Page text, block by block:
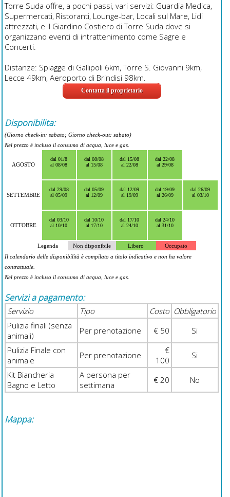
Torre Suda offre, a pochi passi, vari servizi: Guardia Medica,
Supermercati, Ristoranti, Lounge-bar, Locali sul Mare, Lidi
attrezzati, e Il Giardino Costiero di Torre Suda dove si
organizzano eventi di intrattenimento come Sagre e
Concerti.
Distanze: Spiagge di Gallipoli 6km, Torre S. Giovanni 9km,
Lecce 49km, Aeroporto di Brindisi 98km.
Contatta il proprietario
Disponibilita:
(Giorno check-in: sabato; Giorno check-out: sabato)
Nel prezzo è incluso il consumo di acqua, luce e gas.
AGOSTO
dal 01/8
al 08/08
dal 08/08
al 15/08
dal 15/08
al 22/08
dal 22/08
al 29/08
SETTEMBRE
dal 29/08
al 05/09
dal 05/09
al 12/09
dal 12/09
al 19/09
dal 19/09
al 26/09
dal 26/09
al 03/10
OTTOBRE
dal 03/10
al 10/10
dal 10/10
al 17/10
dal 17/10
al 24/10
dal 24/10
al 31/10
Legenda Non disponibile Libero
Occupato
Il calendario delle disponibilità è compilato a titolo indicativo e non ha valore
contrattuale.
Nel prezzo è incluso il consumo di acqua, luce e gas.
Servizi a pagamento:
Servizio Tipo Costo Obbligatorio
Pulizia finali (senza
animali)
Per prenotazione € 50
Si
Pulizia Finale con
animale
Per prenotazione
€
100
Si
Kit Biancheria
Bagno e Letto
A persona per
settimana
€ 20 No
Mappa: